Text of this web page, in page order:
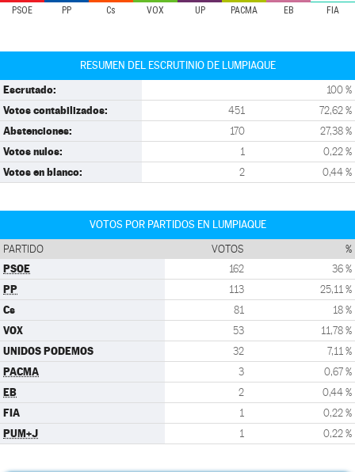
PSOE PP Cs VOX UP PACMA EB FIA
RESUMEN DEL ESCRUTINIO DE LUMPIAQUE
Escrutado: 100 %
Votos contabilizados: 451 72,62 %
Abstenciones: 170 27,38 %
Votos nulos: 1 0,22 %
Votos en blanco: 2 0,44 %
VOTOS POR PARTIDOS EN LUMPIAQUE
PARTIDO VOTOS %
PSOE 162 36 %
PP 113 25,11 %
Cs 81 18 %
VOX 53 11,78 %
UNIDOS PODEMOS 32 7,11 %
PACMA 3 0,67 %
EB 2 0,44 %
FIA 1 0,22 %
PUM+J 1 0,22 %